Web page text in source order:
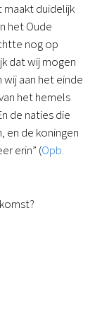
duidelijk
het Oude
nog op
dat wij mogen
aan het einde
het hemels
de naties die
en de koningen
erin” (Opb.